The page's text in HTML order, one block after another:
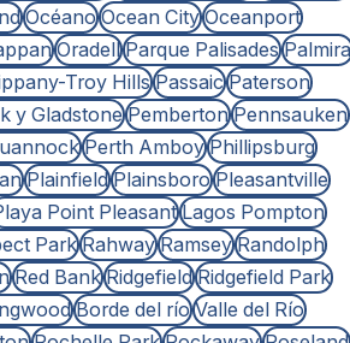
Océano Ocean City Oceanport
Oradell Parque Palisades Palmira
Troy Hills Passaic Paterson
y GladstonePemberton Pennsauken
Perth Amboy Phillipsburg
Plainfield Plainsboro Pleasantville
Point Pleasant Lagos Pompton
Park Rahway Ramsey Randolph
Red Bank Ridgefield Ridgefield Park
Borde del río Valle del Río